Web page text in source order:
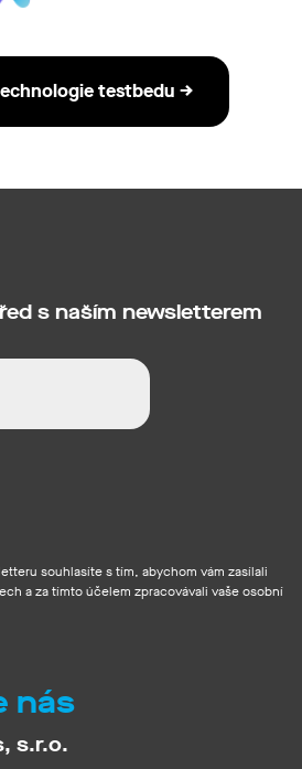
testbedu →
s naším newsletterem
souhlasíte s tím, abychom vám zasílali
a za tímto účelem zpracovávali vaše osobní
nás
s.r.o.